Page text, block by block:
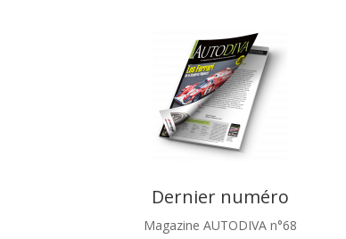
Dernier numéro
Magazine AUTODIVA n°68